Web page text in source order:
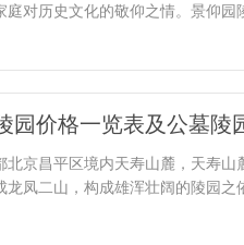
对历史文化的敬仰之情。景仰园
园价格一览表及公墓陵
京昌平区境内天寿山麓，天寿
凤二山，构成雄浑壮阔的陵园之